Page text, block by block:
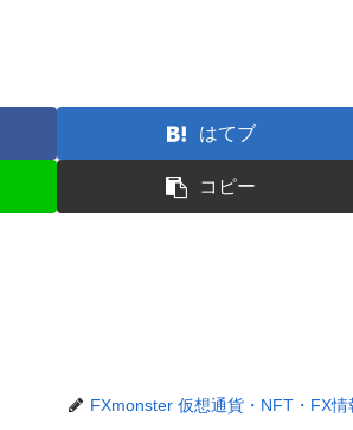
はてブ
コピー
FXmonster 仮想通貨・NFT・FX情